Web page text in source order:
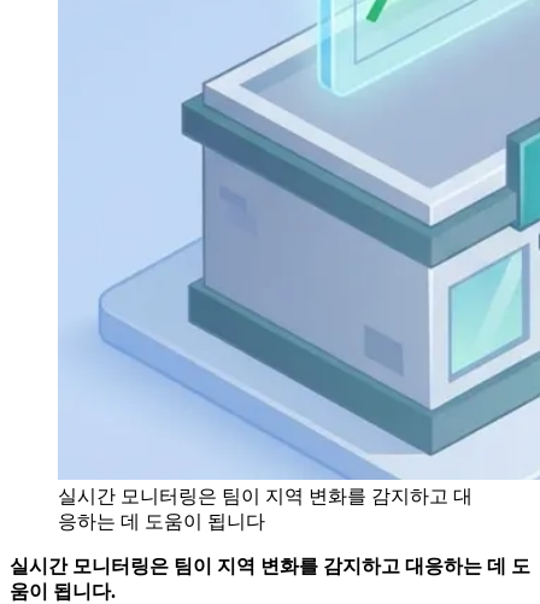
실시간 모니터링은 팀이 지역 변화를 감지하고 대
응하는 데 도움이 됩니다
실시간 모니터링은 팀이 지역 변화를 감지하고 대응하는 데 도
움이 됩니다.